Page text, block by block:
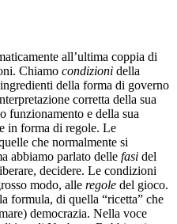
all’ultima coppia di
Chiamo condizioni della
della forma di governo
corretta della sua
funzionamento e della sua
in forma di regole. Le
che normalmente si
abbiamo parlato delle fasi del
decidere. Le condizioni
modo, alle regole del gioco.
formula, di quella “ricetta” che
democrazia. Nella voce